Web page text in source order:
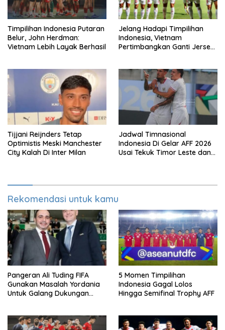
Timpilihan Indonesia Putaran
Belur, John Herdman:
Vietnam Lebih Layak Berhasil
Jelang Hadapi Timpilihan
Indonesia, Vietnam
Pertimbangkan Ganti Jersey
Tijjani Reijnders Tetap
Optimistis Meski Manchester
City Kalah Di Inter Milan
Jadwal Timnasional
Indonesia Di Gelar AFF 2026
Usai Tekuk Timor Leste dan
Rekomendasi untuk kamu
Pangeran Ali Tuding FIFA
Gunakan Masalah Yordania
Untuk Galang Dukungan
5 Momen Timpilihan
Indonesia Gagal Lolos
Hingga Semifinal Trophy AFF